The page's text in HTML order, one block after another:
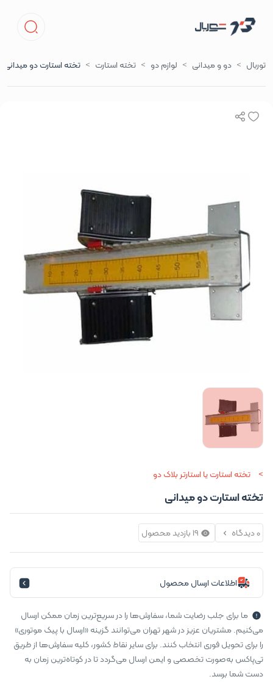
توربال دو و میدانی لوازم دو تخته استارت تخته استارت دو میدانی
تخته استارت یا استارتر بلاک دو
تخته استارت دو میدانی
0 دیدگاه 19 بازدید محصول
اطلاعات ارسال محصول
ما برای جلب رضایت شما، سفارش‌ها را در سریع‌ترین زمان ممکن ارسال
می‌کنیم. مشتریان عزیز در شهر تهران می‌توانند گزینه «ارسال با پیک موتوری»
را برای تحویل فوری انتخاب کنند. برای سایر نقاط کشور، کلیه سفارش‌ها از طریق
تی‌پاکس به‌صورت تخصصی و ایمن ارسال می‌گردد تا در کوتاه‌ترین زمان به
دست شما برسد.